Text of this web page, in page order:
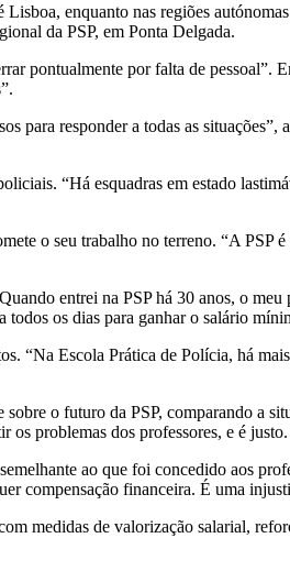
enquanto nas regiões
da PSP, em Ponta Delgada.
pontualmente por falta de pessoal”.
para responder a todas as
“Há esquadras em estado
o seu trabalho no terreno. “A PSP
entrei na PSP há 30 anos, o
os dias para ganhar o salário
“Na Escola Prática de Polícia, há
o futuro da PSP, comparando a
problemas dos professores, e é
ao que foi concedido aos
compensação financeira. É uma
medidas de valorização salarial,